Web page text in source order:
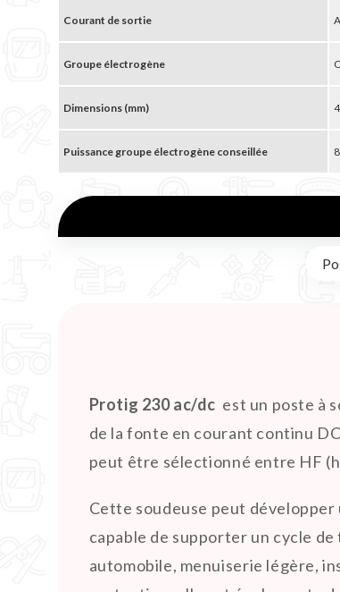
Courant de sortie
Groupe électrogène
Dimensions (mm)
Puissance groupe électrogène conseillée
Protig 230 ac/dc est un poste à
de la fonte en courant continu
peut être sélectionné entre HF
Cette soudeuse peut développer
capable de supporter un cycle
automobile, menuiserie légère,